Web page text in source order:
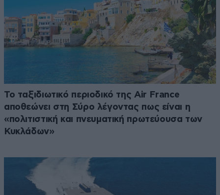
Το ταξιδιωτικό περιοδικό της Air France
αποθεώνει στη Σύρο λέγοντας πως είναι η
«πολιτιστική και πνευματική πρωτεύουσα των
Κυκλάδων»